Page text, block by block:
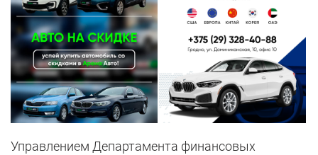
Управлением Департамента финансовых